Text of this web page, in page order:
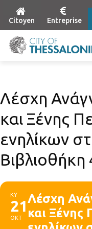
Citoyen Entreprise
Λέσχη
και Ξένης
ενηλίκων
ΚΥ
21
ΟΚΤ
Λέσχη
και Ξένης